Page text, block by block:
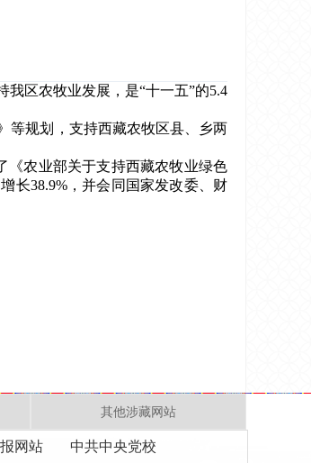
区农牧业发展，是“十一五”的5.4
等规划，支持西藏农牧区县、乡两
农业部关于支持西藏农牧业绿色
长38.9%，并会同国家发改委、财
其他涉藏网站
网站 中共中央党校